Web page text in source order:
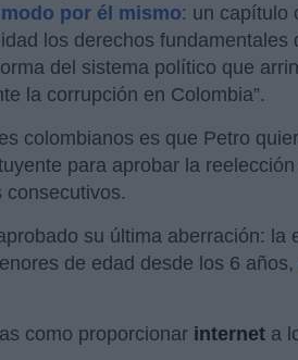
por él mismo: un capítulo
los derechos fundamentales
del sistema político que
la corrupción en Colombia”.
colombianos es que Petro
para aprobar la reelección
consecutivos.
su última aberración: la
de edad desde los 6 años,
como proporcionar internet a